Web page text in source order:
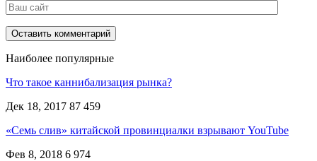
Наиболее популярные
Что такое каннибализация рынка?
Дек 18, 2017 87 459
«Семь слив» китайской провинциалки взрывают YouTube
Фев 8, 2018 6 974